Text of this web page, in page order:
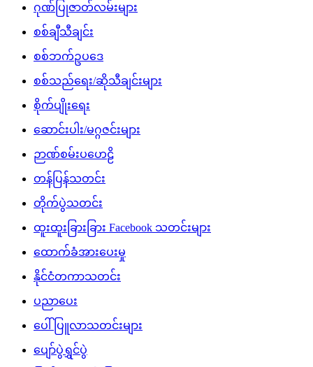
ဂုဏ်ပြုဇာတ်လမ်းများ
စစ်ချီသီချင်း
စစ်ဘက်ဥပဒေ
စစ်သည်ရေး/ဆိုသီချင်းများ
စိုက်ပျိုးရေး
ဆောင်းပါး/မဂ္ဂဇင်းများ
ဉာဏ်စမ်းပဟေဠိ
တန်ပြန်သတင်း
တိုက်ပွဲသတင်း
ထူးထူးခြားခြား Facebook သတင်းများ
ထောက်ခံအားပေးမှု
နိုင်ငံတကာသတင်း
ပညာပေး
ပေါ်ပြူလာသတင်းများ
ပျော်ပွဲရွှင်ပွဲ